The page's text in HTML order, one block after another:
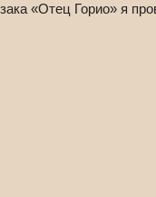
«Отец Горио» я